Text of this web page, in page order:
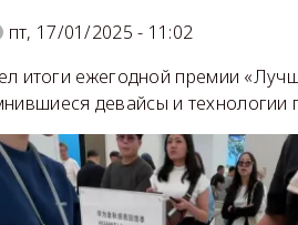
пт, 17/01/2025 - 11:02
итоги ежегодной премии
девайсы и технологии